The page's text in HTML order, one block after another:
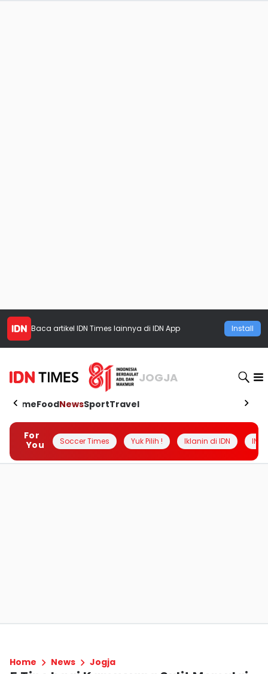
Baca artikel IDN Times lainnya di IDN App Install
JOGJA
HomeFoodNewsSportTravel
For
You
Soccer Times Yuk Pilih ! Iklanin di IDN
Home News Jogja